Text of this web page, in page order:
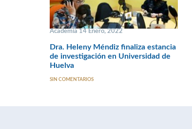
Academia 14 Enero, 2022
Dra. Heleny Méndiz finaliza estancia
de investigación en Universidad de
Huelva
SIN COMENTARIOS